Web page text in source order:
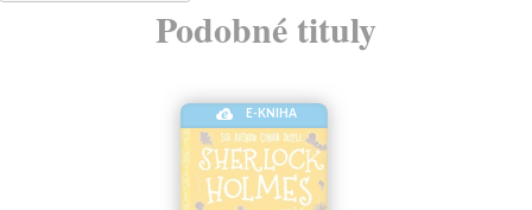
Podobné tituly
E-KNIHA